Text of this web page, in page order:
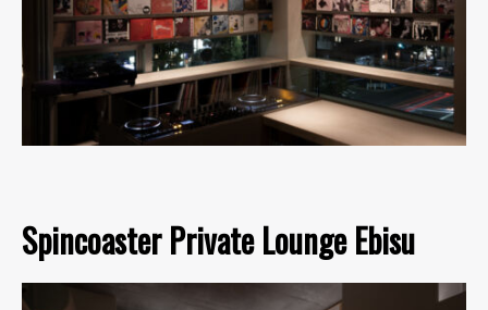
Spincoaster Private Lounge Ebisu